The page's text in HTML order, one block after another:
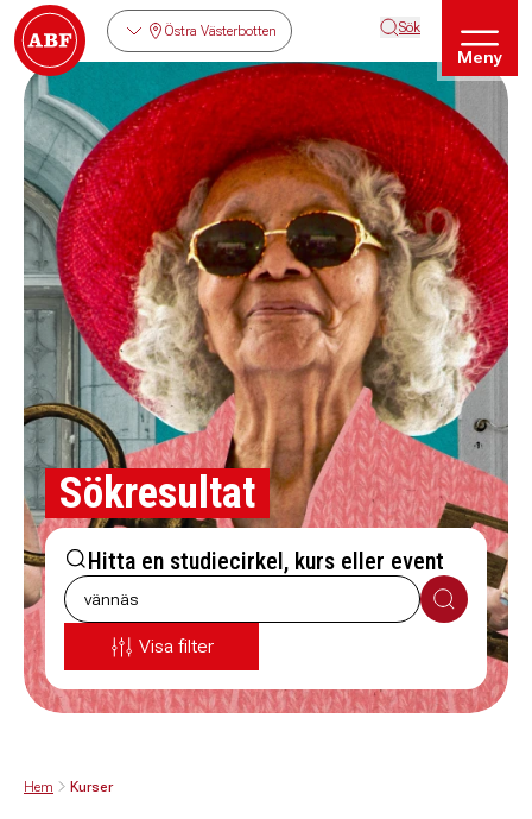
Östra Västerbotten Sök
Meny
Sökresultat
Hitta en studiecirkel, kurs eller event
Sök
Visa filter
Hem Kurser